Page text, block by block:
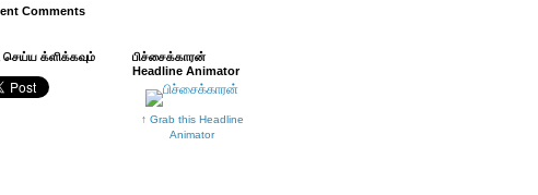
Comments
செய்ய க்ளிக்கவும்
பிச்சைக்காரன்
Headline Animator
↑ Grab this Headline
Animator